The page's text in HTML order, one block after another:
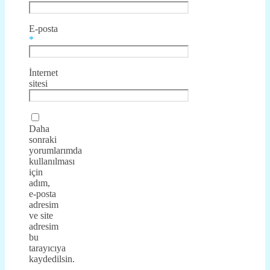
E-posta
*
İnternet
sitesi
Daha
sonraki
yorumlarımda
kullanılması
için
adım,
e-posta
adresim
ve site
adresim
bu
tarayıcıya
kaydedilsin.